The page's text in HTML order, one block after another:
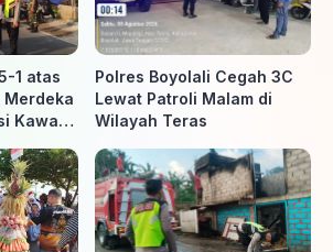
1 atas
Kawal
Polres Boyolali Cegah 3C
Lewat Patroli Malam di
Wilayah Teras